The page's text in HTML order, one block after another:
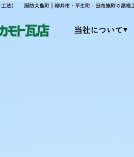
工法） 周防大島町｜柳井市・平生町・田布施町の屋根
当社について